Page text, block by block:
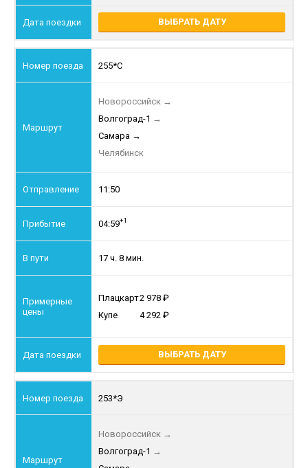
ВЫБРАТЬ ДАТУ
255*С
Новороссийск →
Волгоград-1 →
Самара →
Челябинск
11:50
04:59+1
17 ч. 8 мин.
Плацкарт2 978
Купе
4 292
ВЫБРАТЬ ДАТУ
253*Э
Новороссийск →
Волгоград-1 →